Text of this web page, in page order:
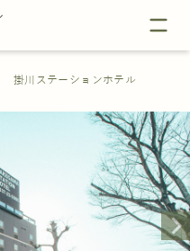
掛川ステーションホテル